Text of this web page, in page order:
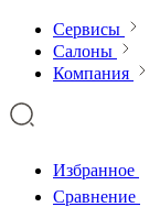
Сервисы
Салоны
Компания
Избранное
Сравнение